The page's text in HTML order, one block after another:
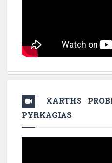
XARTHS
PYRKAGIAS